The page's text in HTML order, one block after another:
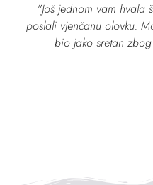
"Još jednom vam hvala
poslali vjenčanu olovku.
bio jako sretan